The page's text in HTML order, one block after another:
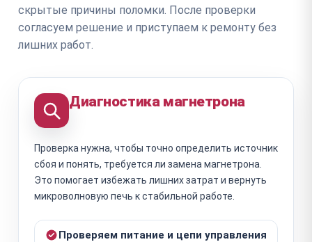
скрытые причины поломки. После проверки
согласуем решение и приступаем к ремонту без
лишних работ.
Диагностика магнетрона
Проверка нужна, чтобы точно определить источник
сбоя и понять, требуется ли замена магнетрона.
Это помогает избежать лишних затрат и вернуть
микроволновую печь к стабильной работе.
Проверяем питание и цепи управления